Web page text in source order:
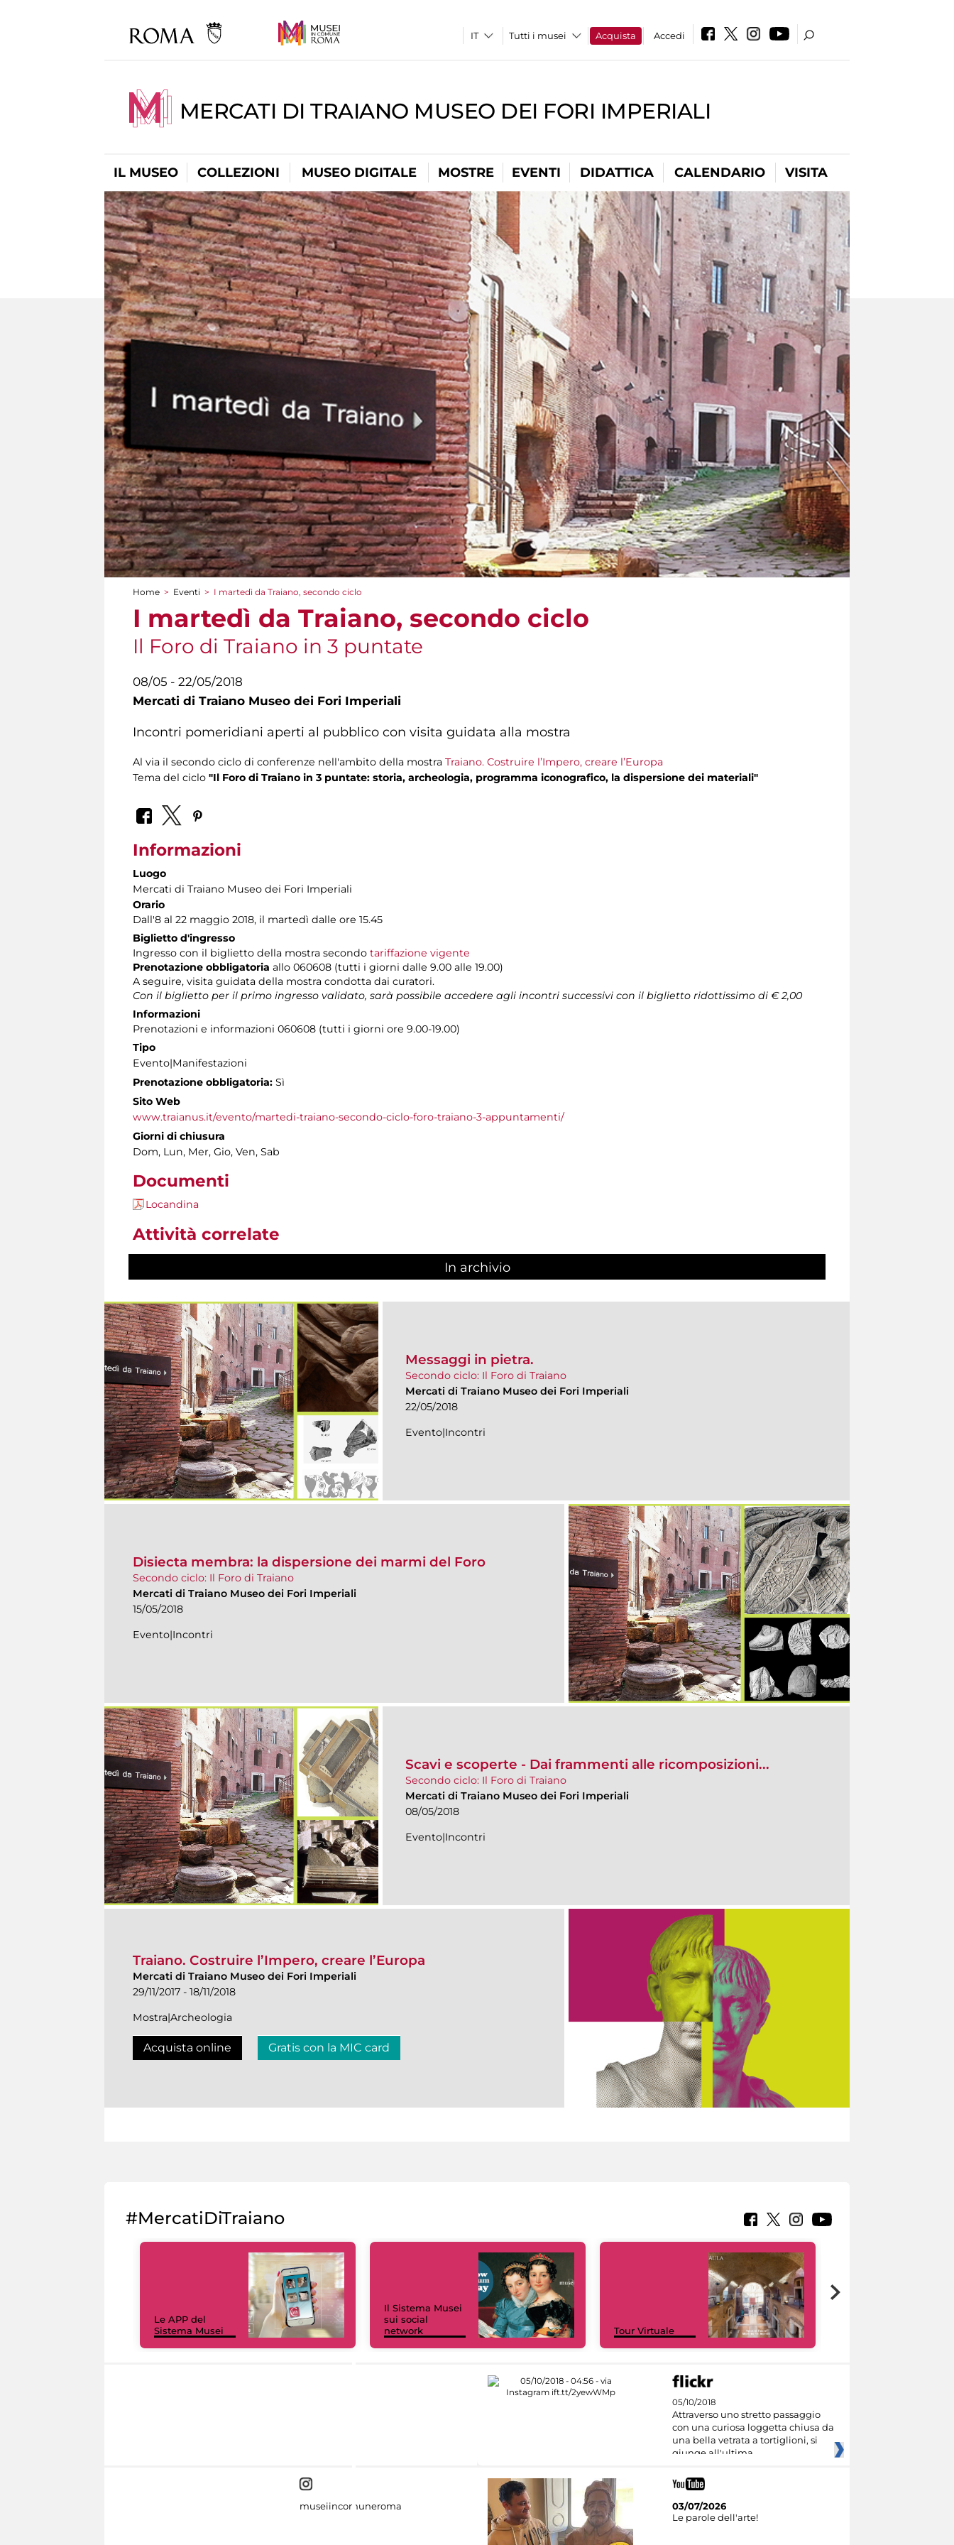
Tutti i musei Acquista Accedi
MERCATI DI TRAIANO MUSEO DEI FORI IMPERIALI
IL MUSEO COLLEZIONI MUSEO DIGITALE MOSTRE EVENTI DIDATTICA CALENDARIO VISITA
Tu sei qui
Home > Eventi > I martedì da Traiano, secondo ciclo
I martedì da Traiano, secondo ciclo
Il Foro di Traiano in 3 puntate
08/05 - 22/05/2018
Mercati di Traiano Museo dei Fori Imperiali
Incontri pomeridiani aperti al pubblico con visita guidata alla mostra
Al via il secondo ciclo di conferenze nell'ambito della mostra Traiano. Costruire l’Impero, creare l’Europa
Tema del ciclo "Il Foro di Traiano in 3 puntate: storia, archeologia, programma iconografico, la dispersione dei materiali"
Informazioni
Luogo
Mercati di Traiano Museo dei Fori Imperiali
Orario
Dall'8 al 22 maggio 2018, il martedì dalle ore 15.45
Biglietto d'ingresso
Ingresso con il biglietto della mostra secondo tariffazione vigente
Prenotazione obbligatoria allo 060608 (tutti i giorni dalle 9.00 alle 19.00)
A seguire, visita guidata della mostra condotta dai curatori.
Con il biglietto per il primo ingresso validato, sarà possibile accedere agli incontri successivi con il biglietto ridottissimo di € 2,00
Informazioni
Prenotazioni e informazioni 060608 (tutti i giorni ore 9.00-19.00)
Tipo
Evento|Manifestazioni
Prenotazione obbligatoria: Sì
Sito Web
www.traianus.it/evento/martedi-traiano-secondo-ciclo-foro-traiano-3-appuntamenti/
Giorni di chiusura
Dom, Lun, Mer, Gio, Ven, Sab
Documenti
Locandina
Attività correlate
In archivio
Messaggi in pietra.
Secondo ciclo: Il Foro di Traiano
Mercati di Traiano Museo dei Fori Imperiali
22/05/2018
Evento|Incontri
Disiecta membra: la dispersione dei marmi del Foro
Secondo ciclo: Il Foro di Traiano
Mercati di Traiano Museo dei Fori Imperiali
15/05/2018
Evento|Incontri
Scavi e scoperte - Dai frammenti alle ricomposizioni...
Secondo ciclo: Il Foro di Traiano
Mercati di Traiano Museo dei Fori Imperiali
08/05/2018
Evento|Incontri
Traiano. Costruire l’Impero, creare l’Europa
Mercati di Traiano Museo dei Fori Imperiali
29/11/2017 - 18/11/2018
Mostra|Archeologia
Acquista online Gratis con la MIC card
#MercatiDiTraiano
Le APP del
Sistema Musei
Il Sistema Musei
sui social
network
Tour Virtuale
05/10/2018
Attraverso uno stretto passaggio
con una curiosa loggetta chiusa da
una bella vetrata a tortiglioni, si
giunge all'ultima
museiincomuneroma
03/07/2026
Le parole dell'arte!